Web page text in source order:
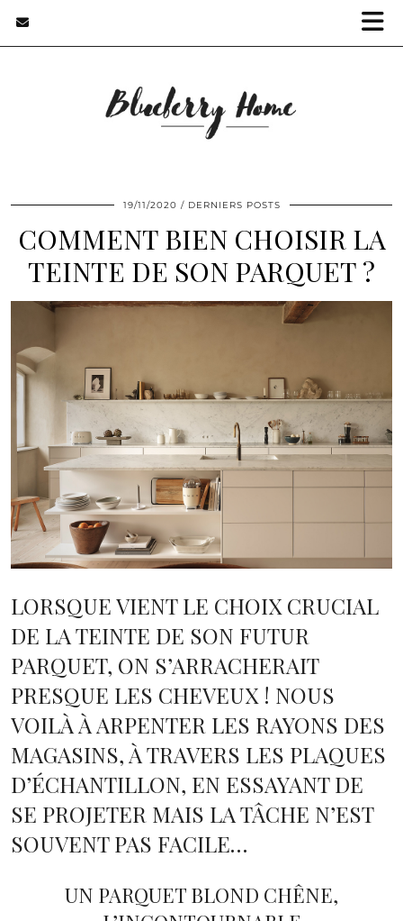
19/11/2020 DERNIERS POSTS
COMMENT BIEN CHOISIR LA
TEINTE DE SON PARQUET ?
LORSQUE VIENT LE CHOIX CRUCIAL
DE LA TEINTE DE SON FUTUR
PARQUET, ON S’ARRACHERAIT
PRESQUE LES CHEVEUX ! NOUS
VOILÀ À ARPENTER LES RAYONS DES
MAGASINS, À TRAVERS LES PLAQUES
D’ÉCHANTILLON, EN ESSAYANT DE
SE PROJETER MAIS LA TÂCHE N’EST
SOUVENT PAS FACILE…
UN PARQUET BLOND CHÊNE,